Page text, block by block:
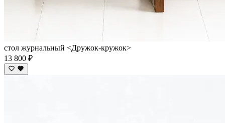
стол журнальный <Дружок-кружок>
13 800 ₽